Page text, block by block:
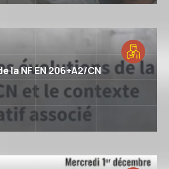
la NF EN 206+A2/CN